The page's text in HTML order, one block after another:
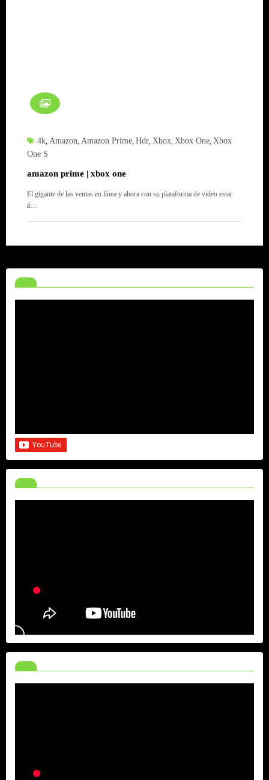
4k, Amazon, Amazon Prime, Hdr, Xbox, Xbox One, Xbox
One S
amazon prime | xbox one
El gigante de las ventas en línea y ahora con su plataforma de video estar
á…